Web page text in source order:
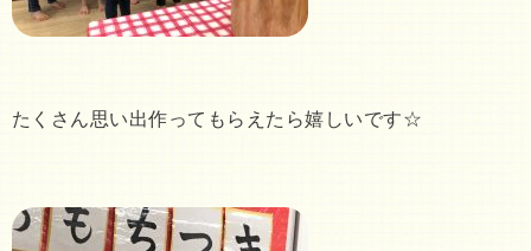
たくさん思い出作ってもらえたら嬉しいです☆